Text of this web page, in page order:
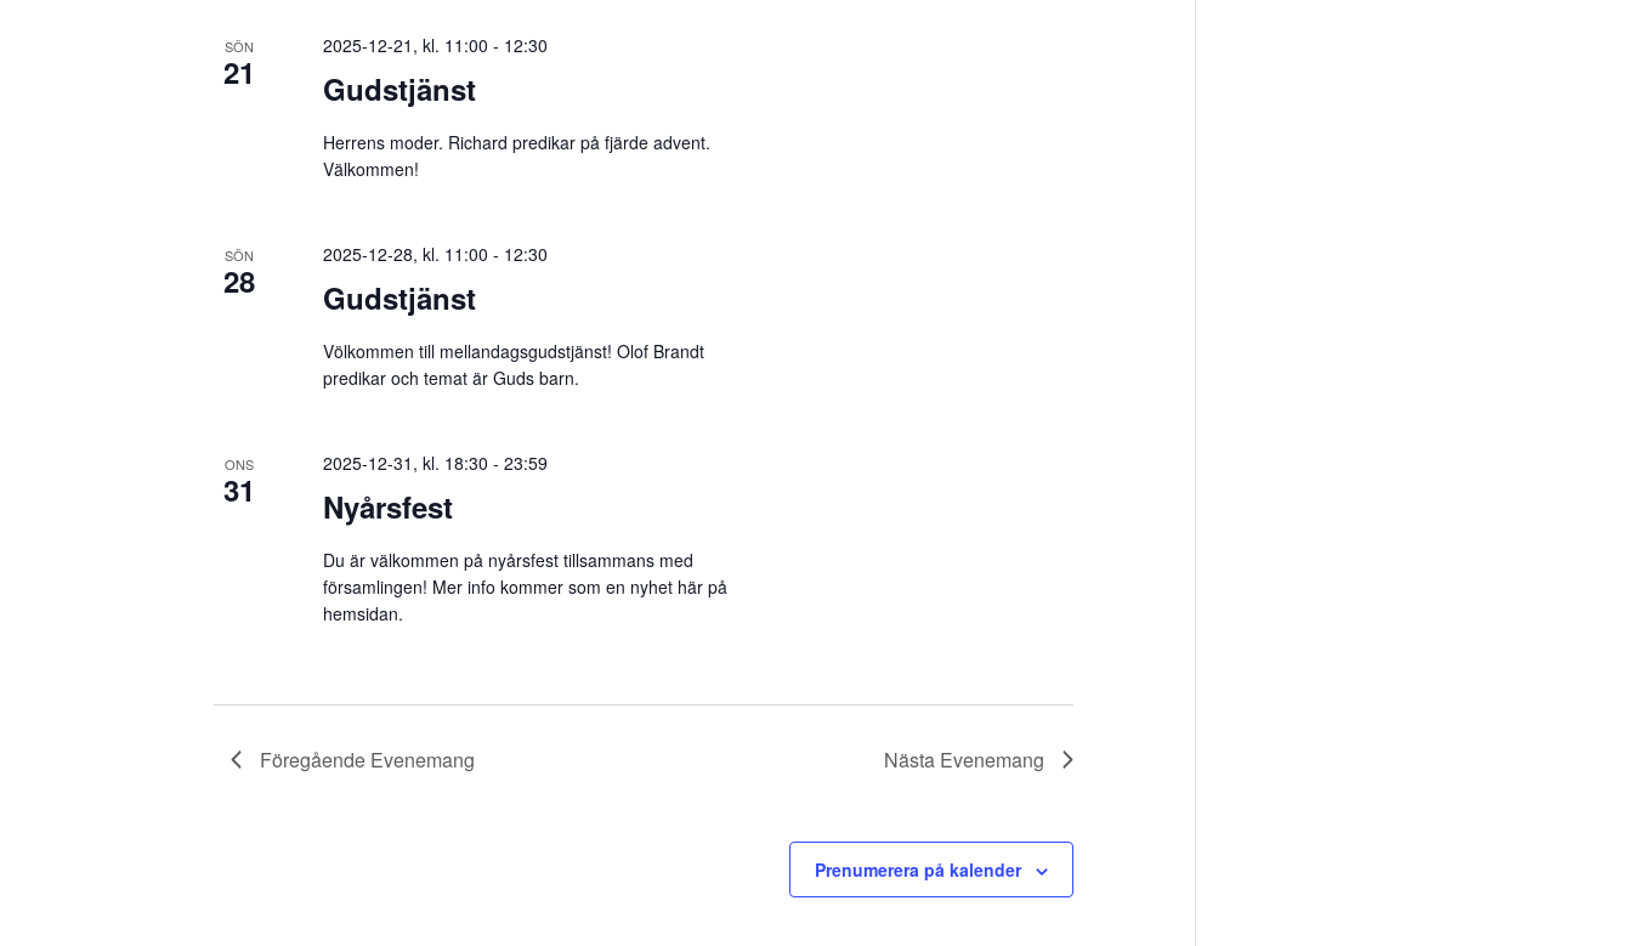
SÖN
21
2025-12-21, kl. 11:00 - 12:30
Gudstjänst
Herrens moder. Richard predikar på fjärde advent.
Välkommen!
SÖN
28
2025-12-28, kl. 11:00 - 12:30
Gudstjänst
Völkommen till mellandagsgudstjänst! Olof Brandt
predikar och temat är Guds barn.
ONS
31
2025-12-31, kl. 18:30 -23:59
Nyårsfest
Du är välkommen på nyårsfest tillsammans med
församlingen! Mer info kommer som en nyhet här på
hemsidan.
Föregående Evenemang Nästa Evenemang
Prenumerera på kalender